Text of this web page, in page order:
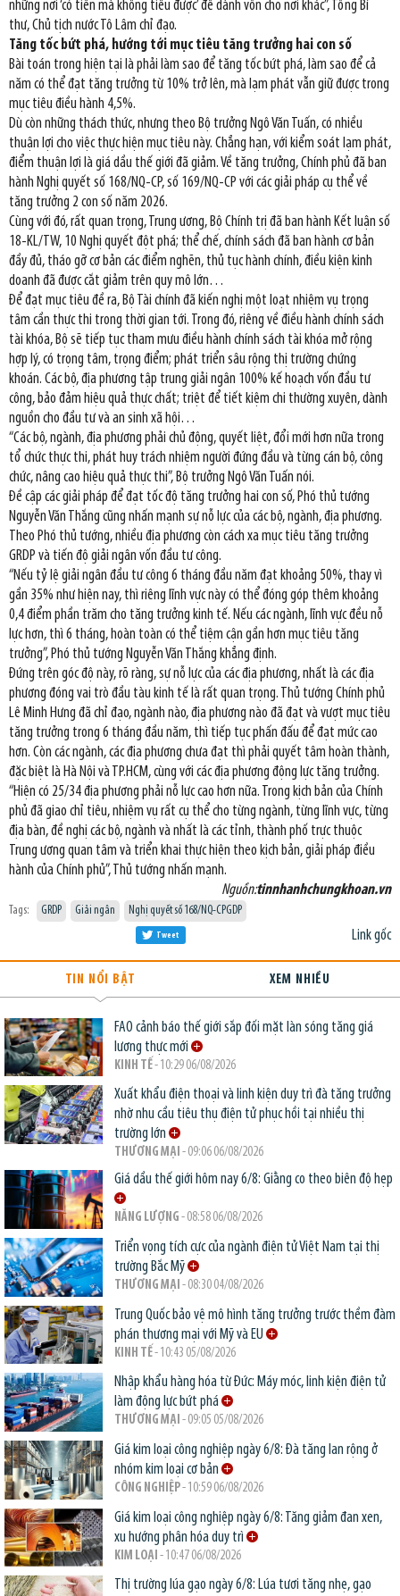
những nơi ‘có tiền mà không tiêu được’ để dành vốn cho nơi khác”, Tổng Bí
thư, Chủ tịch nước Tô Lâm chỉ đạo.
Tăng tốc bứt phá, hướng tới mục tiêu tăng trưởng hai con số
Bài toán trong hiện tại là phải làm sao để tăng tốc bứt phá, làm sao để cả
năm có thể đạt tăng trưởng từ 10% trở lên, mà lạm phát vẫn giữ được trong
mục tiêu điều hành 4,5%.
Dù còn những thách thức, nhưng theo Bộ trưởng Ngô Văn Tuấn, có nhiều
thuận lợi cho việc thực hiện mục tiêu này. Chẳng hạn, với kiểm soát lạm phát,
điểm thuận lợi là giá dầu thế giới đã giảm. Về tăng trưởng, Chính phủ đã ban
hành Nghị quyết số 168/NQ-CP, số 169/NQ-CP với các giải pháp cụ thể về
tăng trưởng 2 con số năm 2026.
Cùng với đó, rất quan trọng, Trung ương, Bộ Chính trị đã ban hành Kết luận số
18-KL/TW, 10 Nghị quyết đột phá; thể chế, chính sách đã ban hành cơ bản
đầy đủ, tháo gỡ cơ bản các điểm nghẽn, thủ tục hành chính, điều kiện kinh
doanh đã được cắt giảm trên quy mô lớn…
Để đạt mục tiêu đề ra, Bộ Tài chính đã kiến nghị một loạt nhiệm vụ trọng
tâm cần thực thi trong thời gian tới. Trong đó, riêng về điều hành chính sách
tài khóa, Bộ sẽ tiếp tục tham mưu điều hành chính sách tài khóa mở rộng
hợp lý, có trọng tâm, trọng điểm; phát triển sâu rộng thị trường chứng
khoán. Các bộ, địa phương tập trung giải ngân 100% kế hoạch vốn đầu tư
công, bảo đảm hiệu quả thực chất; triệt để tiết kiệm chi thường xuyên, dành
nguồn cho đầu tư và an sinh xã hội…
“Các bộ, ngành, địa phương phải chủ động, quyết liệt, đổi mới hơn nữa trong
tổ chức thực thi, phát huy trách nhiệm người đứng đầu và từng cán bộ, công
chức, nâng cao hiệu quả thực thi”, Bộ trưởng Ngô Văn Tuấn nói.
Đề cập các giải pháp để đạt tốc độ tăng trưởng hai con số, Phó thủ tướng
Nguyễn Văn Thắng cũng nhấn mạnh sự nỗ lực của các bộ, ngành, địa phương.
Theo Phó thủ tướng, nhiều địa phương còn cách xa mục tiêu tăng trưởng
GRDP và tiến độ giải ngân vốn đầu tư công.
“Nếu tỷ lệ giải ngân đầu tư công 6 tháng đầu năm đạt khoảng 50%, thay vì
gần 35% như hiện nay, thì riêng lĩnh vực này có thể đóng góp thêm khoảng
0,4 điểm phần trăm cho tăng trưởng kinh tế. Nếu các ngành, lĩnh vực đều nỗ
lực hơn, thì 6 tháng, hoàn toàn có thể tiệm cận gần hơn mục tiêu tăng
trưởng”, Phó thủ tướng Nguyễn Văn Thắng khẳng định.
Đứng trên góc độ này, rõ ràng, sự nỗ lực của các địa phương, nhất là các địa
phương đóng vai trò đầu tàu kinh tế là rất quan trọng. Thủ tướng Chính phủ
Lê Minh Hưng đã chỉ đạo, ngành nào, địa phương nào đã đạt và vượt mục tiêu
tăng trưởng trong 6 tháng đầu năm, thì tiếp tục phấn đấu để đạt mức cao
hơn. Còn các ngành, các địa phương chưa đạt thì phải quyết tâm hoàn thành,
đặc biệt là Hà Nội và TP.HCM, cùng với các địa phương động lực tăng trưởng.
“Hiện có 25/34 địa phương phải nỗ lực cao hơn nữa. Trong kịch bản của Chính
phủ đã giao chỉ tiêu, nhiệm vụ rất cụ thể cho từng ngành, từng lĩnh vực, từng
địa bàn, đề nghị các bộ, ngành và nhất là các tỉnh, thành phố trực thuộc
Trung ương quan tâm và triển khai thực hiện theo kịch bản, giải pháp điều
hành của Chính phủ”, Thủ tướng nhấn mạnh.
Nguồn:tinnhanhchungkhoan.vn
Tags: GRDP Giải ngân Nghị quyết số 168/NQ-CPGDP
Link gốc
Tweet
TIN NỔI BẬT XEM NHIỀU
FAO cảnh báo thế giới sắp đối mặt làn sóng tăng giá
lương thực mới
KINH TẾ- 10:29 06/08/2026
Xuất khẩu điện thoại và linh kiện duy trì đà tăng trưởng
nhờ nhu cầu tiêu thụ điện tử phục hồi tại nhiều thị
trường lớn
THƯƠNG MẠI - 09:06 06/08/2026
Giá dầu thế giới hôm nay 6/8: Giằng co theo biên độ hẹp
NĂNG LƯỢNG - 08:58 06/08/2026
Triển vọng tích cực của ngành điện tử Việt Nam tại thị
trường Bắc Mỹ
THƯƠNG MẠI - 08:30 04/08/2026
Trung Quốc bảo vệ mô hình tăng trưởng trước thềm đàm
phán thương mại với Mỹ và EU
KINH TẾ- 10:43 05/08/2026
Nhập khẩu hàng hóa từ Đức: Máy móc, linh kiện điện tử
làm động lực bứt phá
THƯƠNG MẠI - 09:05 05/08/2026
Giá kim loại công nghiệp ngày 6/8: Đà tăng lan rộng ở
nhóm kim loại cơ bản
CÔNG NGHIỆP- 10:59 06/08/2026
Giá kim loại công nghiệp ngày 6/8: Tăng giảm đan xen,
xu hướng phân hóa duy trì
KIM LOẠI - 10:47 06/08/2026
Thị trường lúa gạo ngày 6/8: Lúa tươi tăng nhẹ, gạo